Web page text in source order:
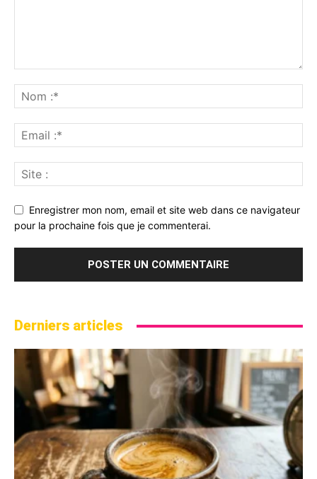
Enregistrer mon nom, email et site web dans ce navigateur
pour la prochaine fois que je commenterai.
Derniers articles